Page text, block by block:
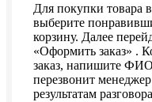
Для покупки товара
выберите
корзину. Далее
«Оформить заказ» .
заказ, напишите
перезвонит
результатам